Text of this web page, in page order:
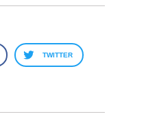
TWITTER